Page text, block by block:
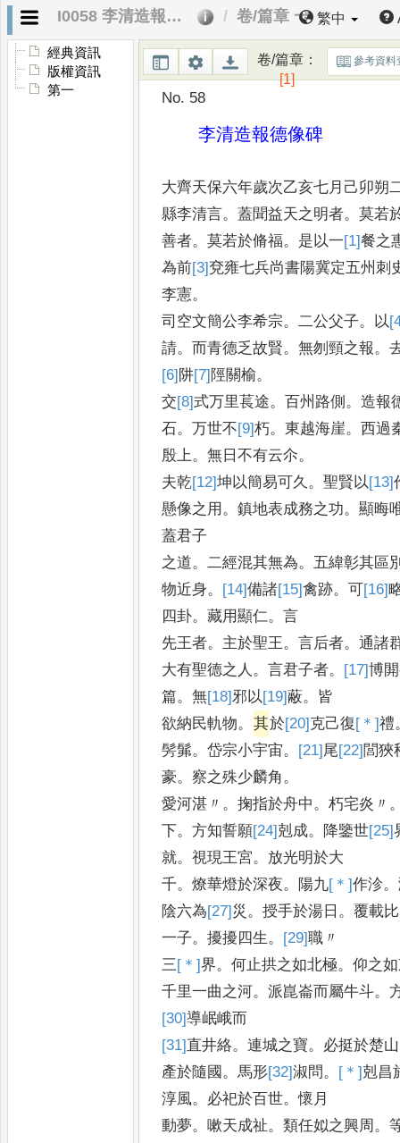
I0058 李清造報德像碑 卷/篇章 一 繁中
經典資訊
版權資訊
第一
卷/篇章：
[1]
參考資料
No. 58
李清造報德像碑
大齊天保六年歲次乙亥七月己卯朔
縣李清言。蓋聞益天之明者。莫若
善者。莫若於脩福。 是以一[1]餐之
為前[3] 兗雍七兵尚書陽冀定五州刺
李憲。
司空文簡公李希宗。二公父子。 以
請。 而青德乏故賢。無刎頸之報。
[6] 阱[7] 陘關榆。
交[8]式万里萇途。 百州路側 。造報
石。万世不[9]朽。東越海崖。 西過
殷上。無日不有云尒。
夫乾[12]坤以簡易可久。聖賢以[13]
懸像之用 。鎮地表成務之功。顯晦
蓋君子
之道。二經混其無為。五緯彰其區
物近身。 [14]備諸[15]禽跡。可[16]
四卦。藏用顯仁。言
先王者。 主於聖王。言后者。通諸
大有聖德之人 。言君子者。 [17]博
篇。無[18]邪以[19] 蔽。 皆
欲納民軌物。 其於[20] 克己復 [＊]禮
髣髴。岱宗小宇宙。 [21] 尾[22] 閭狹
豪。察之殊少麟角。
愛河湛〃 。掬指於舟中。朽宅炎〃
下。方知誓願[24] 剋成。 降鑒世[25]
就。視現王宮。 放光明於大
千。燎華燈於深夜。 陽九[＊]作沴。
陰六為[27] 災 。授手於湯日 。覆載
一子。擾擾四生。 [29]職 〃
三[＊]界。何止拱之如北極。仰之
千里一曲之河。派崑崙而屬牛斗。
[30]導岷峨而
[31] 直井絡。連城之寶。 必挺於楚山
產於隨國 。馬形[32]淑問。 [＊] 剋昌
淳風。 必祀於百世。懷月
動夢。嗽天成祉。類任姒之興周 。